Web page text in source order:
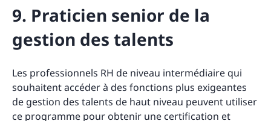
9. Praticien senior de la
gestion des talents
Les professionnels RH de niveau intermédiaire qui
souhaitent accéder à des fonctions plus exigeantes
de gestion des talents de haut niveau peuvent utiliser
ce programme pour obtenir une certification et